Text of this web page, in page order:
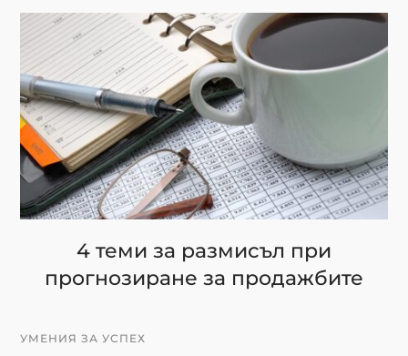
4 теми за размисъл при
прогнозиране за продажбите
УМЕНИЯ ЗА УСПЕХ